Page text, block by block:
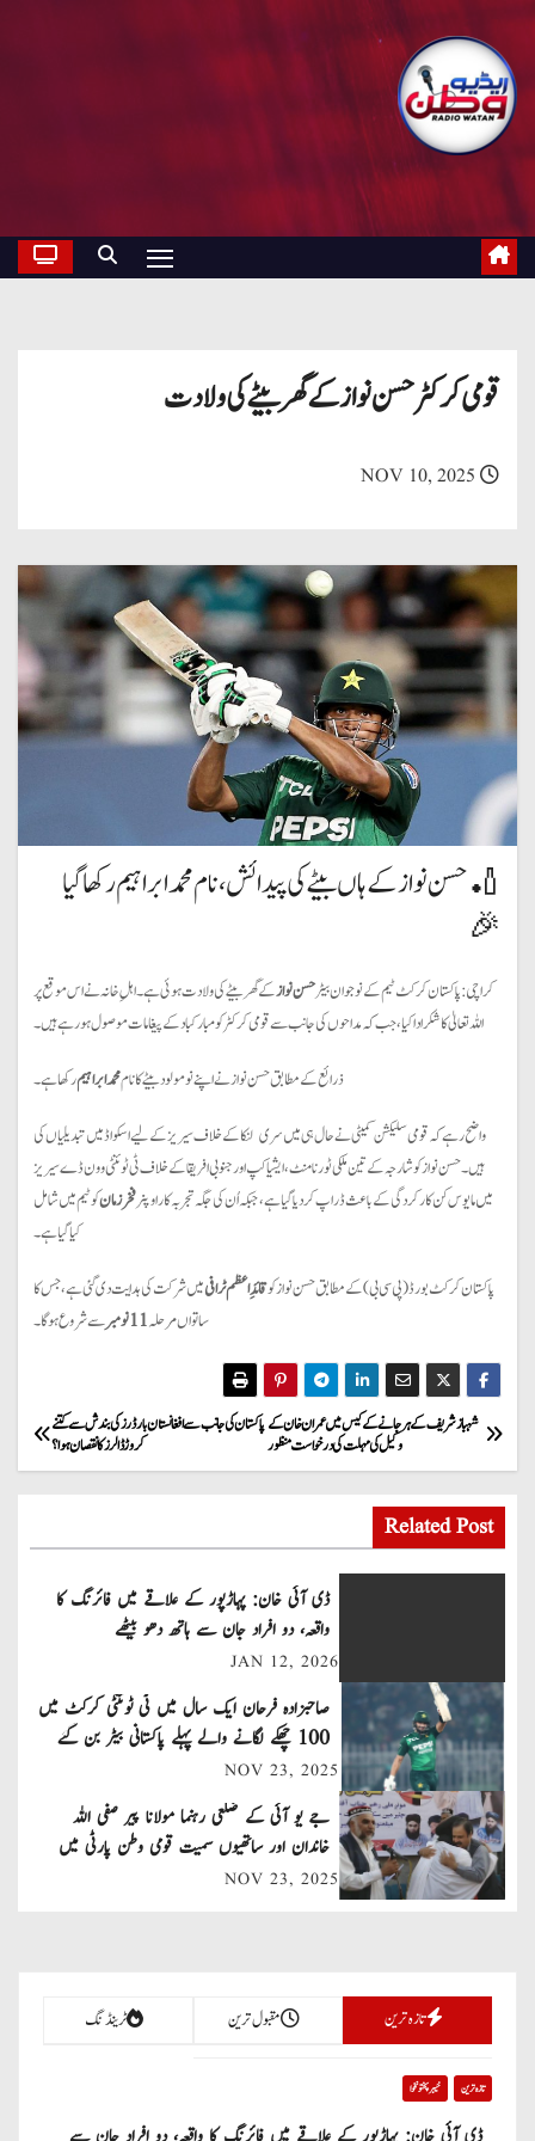
قومی کرکٹر حسن نوازکےگھربیٹےکی ولادت
NOV 10, 2025
🏏 حسن نواز کے ہاں بیٹے کی پیدائش، نام محمد ابراہیم رکھا گیا
🎉
کراچی: پاکستان کرکٹ ٹیم کے نوجوان بیٹرحسن نوازکے گھر بیٹے کی ولادت ہوئی ہے۔ اہلِ خانہ نے اس موقع پر
اللہ تعالیٰ کا شکر ادا کیا، جب کہ مداحوں کی جانب سے قومی کرکٹر کو مبارکباد کے پیغامات موصول ہو رہے ہیں۔
ذرائع کے مطابق حسن نواز نے اپنے نومولود بیٹے کا ناممحمد ابراہیمرکھا ہے۔
واضح رہے کہ قومی سلیکشن کمیٹی نے حال ہی میں سری لنکا کے خلاف سیریز کے لیے اسکواڈ میں تبدیلیاں کی
ہیں۔ حسن نواز کو شارجہ کے تین ملکی ٹورنامنٹ، ایشیا کپ اور جنوبی افریقا کے خلاف ٹی ٹوئنٹی و ون ڈے سیریز
میں مایوس کن کارکردگی کے باعث ڈراپ کر دیا گیا ہے، جبکہ اُن کی جگہ تجربہ کار اوپنرفخر زمانکو ٹیم میں شامل
کیا گیا ہے۔
پاکستان کرکٹ بورڈ (پی سی بی) کے مطابق حسن نواز کوقائدِاعظم ٹرافیمیں شرکت کی ہدایت دی گئی ہے، جس کا
ساتواں مرحلہ11 نومبر سے شروع ہوگا۔
P
o
s
t
a
v
i
g
a
o
n
پاکستان کی جانب سے افغانستان بارڈرز کی بندش سے کتنے
کروڑ ڈالرز کا نقصان ہوا؟
شہباز شریف کے ہرجانے کے کیس میں عمران خان کے
وکیل کی مہلت کی درخواست منظور
Related Post
ڈی آئی خان: پہاڑپور کے علاقے میں فائرنگ کا
واقعہ، دو افراد جان سے ہاتھ دھو بیٹھے
JAN 12, 2026
صاحبزادہ فرحان ایک سال میں ٹی ٹوئنٹی کرکٹ میں
100 چھکے لگانے والے پہلے پاکستانی بیٹر بن گئے
NOV 23, 2025
جے یو آئی کے ضلعی رہنما مولانا پیر صفی اللہ
خاندان اور ساتھیوں سمیت قومی وطن پارٹی میں
شامل
NOV 23, 2025
تازہ ترین مقبول ترین ٹرینڈنگ
تازہ ترین خیبر پختونخوا